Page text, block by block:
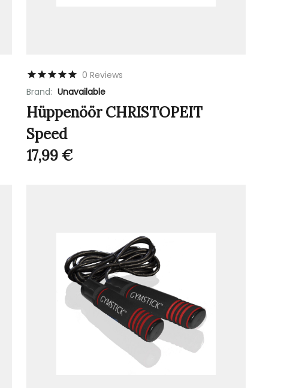
0 Reviews
Brand: Unavailable
Hüppenöör CHRISTOPEIT
Speed
17,99€